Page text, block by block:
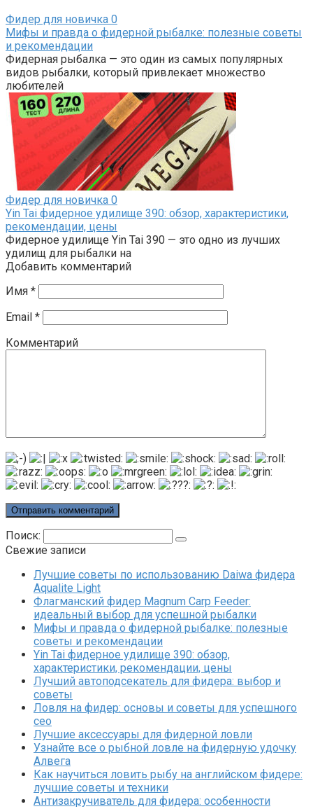
Фидер для новичка 0
Мифы и правда о фидерной рыбалке: полезные советы
и рекомендации
Фидерная рыбалка — это один из самых популярных
видов рыбалки, который привлекает множество
любителей
Фидер для новичка 0
Yin Tai фидерное удилище 390: обзор, характеристики,
рекомендации, цены
Фидерное удилище Yin Tai 390 — это одно из лучших
удилищ для рыбалки на
Добавить комментарий
Имя *
Email *
Комментарий
Поиск:
Свежие записи
Лучшие советы по использованию Daiwa фидера
Aqualite Light
Флагманский фидер Magnum Carp Feeder:
идеальный выбор для успешной рыбалки
Мифы и правда о фидерной рыбалке: полезные
советы и рекомендации
Yin Tai фидерное удилище 390: обзор,
характеристики, рекомендации, цены
Лучший автоподсекатель для фидера: выбор и
советы
Ловля на фидер: основы и советы для успешного
сео
Лучшие аксессуары для фидерной ловли
Узнайте все о рыбной ловле на фидерную удочку
Алвега
Как научиться ловить рыбу на английском фидере:
лучшие советы и техники
Антизакручиватель для фидера: особенности